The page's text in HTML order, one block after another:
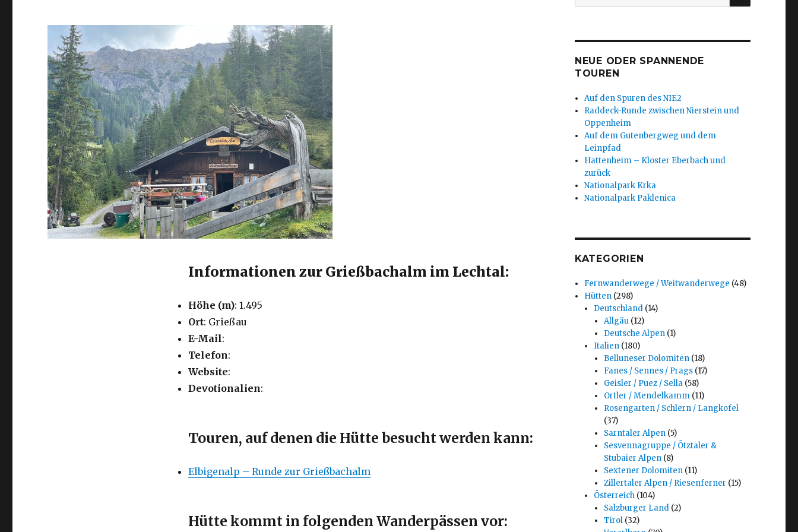
Informationen zur Grießbachalm im Lechtal:
Höhe (m): 1.495
Ort: Grießau
E-Mail:
Telefon:
Website:
Devotionalien:
Touren, auf denen die Hütte besucht werden kann:
Elbigenalp – Runde zur Grießbachalm
Hütte kommt in folgenden Wanderpässen vor:
nach:
NEUE ODER SPANNENDE
TOUREN
Auf den Spuren des NIE2
Raddeck-Runde zwischen Nierstein und
Oppenheim
Auf dem Gutenbergweg und dem
Leinpfad
Hattenheim – Kloster Eberbach und
zurück
Nationalpark Krka
Nationalpark Paklenica
KATEGORIEN
Fernwanderwege / Weitwanderwege (48)
Hütten (298)
Deutschland (14)
Allgäu(12)
Deutsche Alpen(1)
Italien (180)
Belluneser Dolomiten(18)
Fanes / Sennes / Prags(17)
Geisler / Puez / Sella(58)
Ortler / Mendelkamm(11)
Rosengarten / Schlern / Langkofel
(37)
Sarntaler Alpen(5)
Sesvennagruppe / Ötztaler &
Stubaier Alpen(8)
Sextener Dolomiten(11)
Zillertaler Alpen / Riesenferner (15)
Österreich (104)
Salzburger Land(2)
Tirol(32)